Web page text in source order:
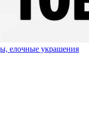
елочные украшения